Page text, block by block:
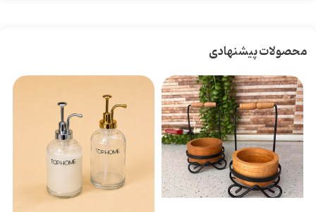
محصولات پیشنهادی